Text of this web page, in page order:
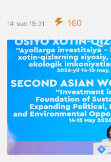
14 мая 19:31 160